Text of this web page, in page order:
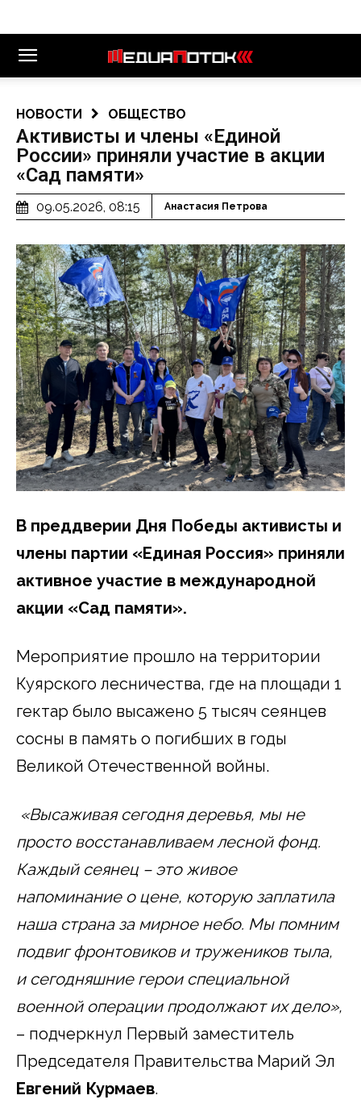
НОВОСТИ ОБЩЕСТВО
Активисты и члены «Единой
России» приняли участие в акции
«Сад памяти»
09.05.2026, 08:15 Анастасия Петрова
В преддверии Дня Победы активисты и
члены партии «Единая Россия» приняли
активное участие в международной
акции «Сад памяти».
Мероприятие прошло на территории
Куярского лесничества, где на площади 1
гектар было высажено 5 тысяч сеянцев
сосны в память о погибших в годы
Великой Отечественной войны.
«Высаживая сегодня деревья, мы не
просто восстанавливаем лесной фонд.
Каждый сеянец – это живое
напоминание о цене, которую заплатила
наша страна за мирное небо. Мы помним
подвиг фронтовиков и тружеников тыла,
и сегодняшние герои специальной
военной операции продолжают их дело»,
– подчеркнул Первый заместитель
Председателя Правительства Марий Эл
Евгений Курмаев.